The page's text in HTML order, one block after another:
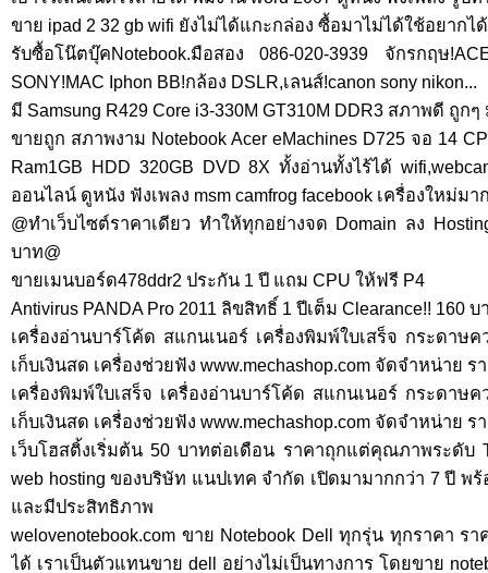
ขาย ipad 2 32 gb wifi ยังไม่ได้แกะกล่อง ซื้อมาไม่ได้ใช้อยากไ
รับซื้อโน๊ตบุ๊คNotebook.มือสอง 086-020-3939 จักรกฤษ
SONY!MAC Iphon BB!กล้อง DSLR,เลนส์!canon sony nikon...
มี Samsung R429 Core i3-330M GT310M DDR3 สภาพดี ถูก
ขายถูก สภาพงาม Notebook Acer eMachines D725 จอ 14
Ram1GB HDD 320GB DVD 8X ทั้งอ่านทั้งไร้ได้
ออนไลน์ ดูหนัง ฟังเพลง msm camfrog facebook เครื่องใหม่ม
@ทำเว็บไซต์ราคาเดียว ทำให้ทุกอย่างจด Domain ลง
บาท@
ขายเมนบอร์ด478ddr2 ประกัน 1 ปี แถม CPU ให้ฟรี P4
Antivirus PANDA Pro 2011 ลิขสิทธิ์ 1 ปีเต็ม Clearance!! 160
เครื่องอ่านบาร์โค้ด สแกนเนอร์ เครื่องพิมพ์ใบเสร็จ กระดาษ
เก็บเงินสด เครื่องช่วยฟัง www.mechashop.com จัดจำหน่าย ร
เครื่องพิมพ์ใบเสร็จ เครื่องอ่านบาร์โค้ด สแกนเนอร์ กระดาษ
เก็บเงินสด เครื่องช่วยฟัง www.mechashop.com จัดจำหน่าย ร
เว็บโฮสติ้งเริ่มต้น 50 บาทต่อเดือน ราคาถุกแต่คุณภาพระดับ
web hosting ของบริษัท แนปเทค จำกัด เปิดมามากกว่า 7 ปี พ
และมีประสิทธิภาพ
welovenotebook.com ขาย Notebook Dell ทุกรุ่น ทุกราคา ร
ได้ เราเป็นตัวแทนขาย dell อย่างไม่เป็นทางการ โดยขาย